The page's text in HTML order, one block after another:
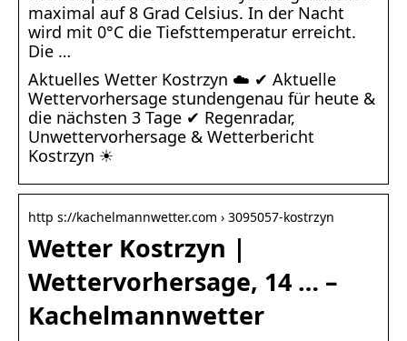
maximal auf 8 Grad Celsius. In der Nacht
wird mit 0°C die Tiefsttemperatur erreicht.
Die …
Aktuelles Wetter Kostrzyn ☁️ ✔ Aktuelle
Wettervorhersage stundengenau für heute &
die nächsten 3 Tage ✔ Regenradar,
Unwettervorhersage & Wetterbericht
Kostrzyn ☀
http s://kachelmannwetter.com › 3095057-kostrzyn
Wetter Kostrzyn |
Wettervorhersage, 14 … –
Kachelmannwetter